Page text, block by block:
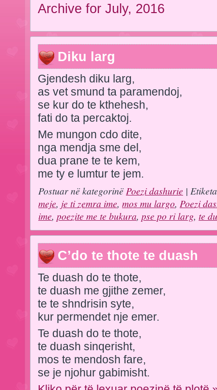
Archive for July, 2016
Diku larg
Gjendesh diku larg,
as vet smund ta paramendoj,
se kur do te kthehesh,
fati do ta percaktoj.
Me mungon cdo dite,
nga mendja sme del,
dua prane te te kem,
me ty e lumtur te jem.
Postuar në kategorinë Poezi dashurie |
meje, je ti zemra ime, mos mu largo, Poezi
ime, poezite me te bukura, pse po ri larg, te
C’do te thote te duash
Te duash do te thote,
te duash me gjithe zemer,
te te shndrisin syte,
kur permendet nje emer.
Te duash do te thote,
te duash sinqerisht,
mos te mendosh fare,
se je njohur gabimisht.